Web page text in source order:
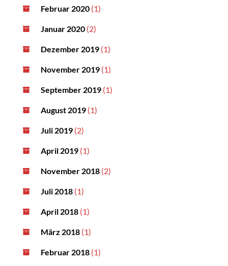
Februar 2020 (1)
Januar 2020 (2)
Dezember 2019 (1)
November 2019 (1)
September 2019 (1)
August 2019 (1)
Juli 2019 (2)
April 2019 (1)
November 2018 (2)
Juli 2018 (1)
April 2018 (1)
März 2018 (1)
Februar 2018 (1)